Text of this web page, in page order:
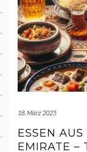
18. März 2025
ESSEN
EMIRATE –